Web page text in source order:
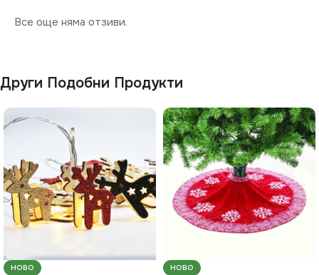
Все още няма отзиви.
Други Подобни Продукти
НОВО НОВО